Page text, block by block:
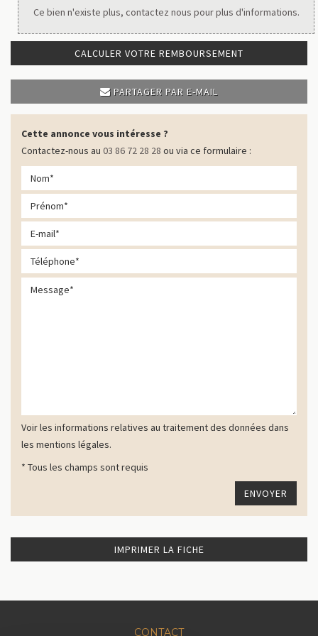
Ce bien n'existe plus, contactez nous pour plus d'informations.
CALCULER VOTRE REMBOURSEMENT
PARTAGER PAR E-MAIL
Cette annonce vous intéresse ?
Contactez-nous au 03 86 72 28 28 ou via ce formulaire :
Voir les informations relatives au traitement des données dans
les mentions légales.
* Tous les champs sont requis
IMPRIMER LA FICHE
CONTACT